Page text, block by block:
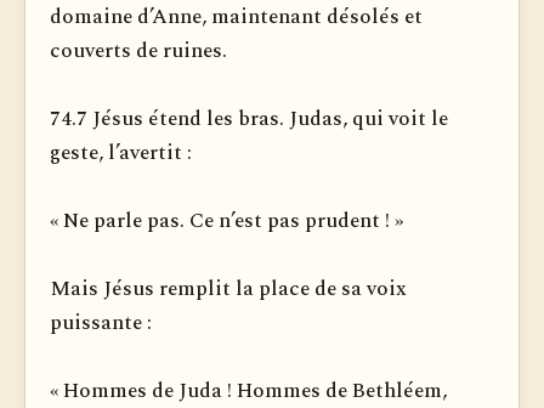
domaine d’Anne, maintenant désolés et
couverts de ruines.
74.7 Jésus étend les bras. Judas, qui voit le
geste, l’avertit :
« Ne parle pas. Ce n’est pas prudent ! »
Mais Jésus remplit la place de sa voix
puissante :
« Hommes de Juda ! Hommes de Bethléem,